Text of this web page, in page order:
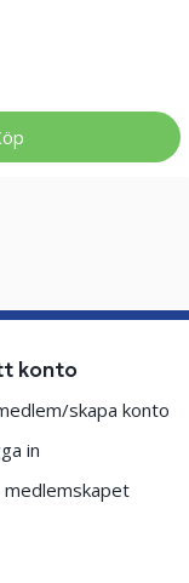
konto
skapa konto
in
medlemskapet